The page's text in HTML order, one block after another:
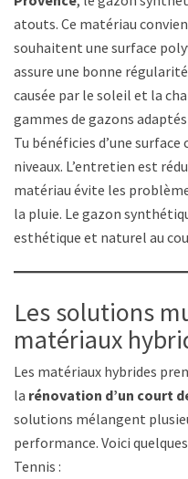
atouts. Ce matériau
souhaitent une surface
assure une bonne
causée par le soleil et la
gammes de gazons
Tu bénéficies d’une
niveaux. L’entretien est
matériau évite les
la pluie. Le gazon
esthétique et naturel au
Les solutions
matériaux
Les matériaux hybrides
la rénovation d’un court
solutions mélangent
performance. Voici
Tennis :